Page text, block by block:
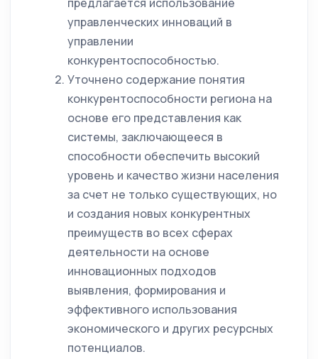
управленческих инноваций в
управлении
конкурентоспособностью.
Уточнено содержание понятия
конкурентоспособности региона на
основе его представления как
системы, заключающееся в
способности обеспечить высокий
уровень и качество жизни населения
за счет не только существующих, но
и создания новых конкурентных
преимуществ во всех сферах
деятельности на основе
инновационных подходов
выявления, формирования и
эффективного использования
экономического и других ресурсных
потенциалов.